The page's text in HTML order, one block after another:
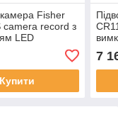
Fisher
camera record з
LED
Купити
7